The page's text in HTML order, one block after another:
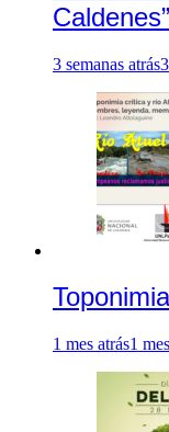
Caldenes”
3 semanas atrás
1 mes atrás1